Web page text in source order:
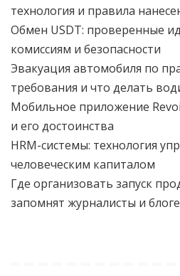
технология и правила
Обмен USDT: проверенные
комиссиям и безопасности
Эвакуация автомобиля по
требования и что делать
Мобильное приложение
и его достоинства
HRM-системы: технология
человеческим капиталом
Где организовать запуск
запомнят журналисты и